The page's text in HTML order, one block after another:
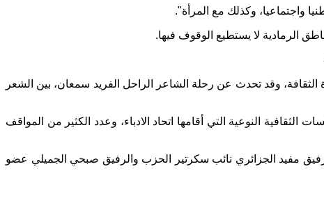
واجتماعيا، وكذلك مع المرأة".
الرمادية لا يستطيع الوقوف فيها.
وقد تحدث عن رحلة الشاعر الراحل الفريد سمعان، بين الشعر
بذكريات متنوعة من خلال الجلسات الثقافية النوعية التي أقامها اتحاد الادباء، وعدد الكثير من المواقف
مفيد الجزائري نائب سكرتير الحزب والرفيق صبحي الجميلي عضو